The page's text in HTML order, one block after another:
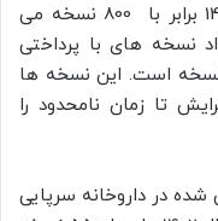
1401 برابر با 557 نسخه و در سال 1402 برابر با 800 نسخه می
بازه سالهای 1401 و 1402 تعداد نسخه های با پرداختی
در داروخانه سرپایی برابر با 1357 نسخه است. این نسخه ها
تا زمان نامحدود را
در داروخانه سرپایی